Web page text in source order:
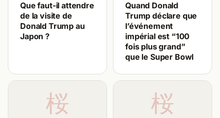
Que faut-il attendre
de la visite de
Donald Trump au
Japon ?
Quand Donald
Trump déclare que
l’événement
impérial est “100
fois plus grand”
que le Super Bowl
桜 桜